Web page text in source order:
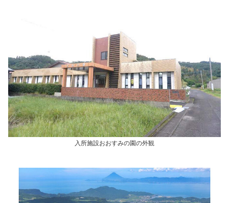
入所施設おおすみの園の外観